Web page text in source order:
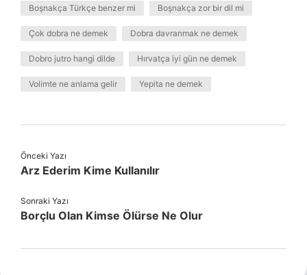
Boşnakça Türkçe benzer mi Boşnakça zor bir dil mi
Çok dobra ne demek Dobra davranmak ne demek
Dobro jutro hangi dilde Hırvatça iyi gün ne demek
Volimte ne anlama gelir Yepita ne demek
Önceki Yazı
Arz Ederim Kime Kullanılır
Sonraki Yazı
Borçlu Olan Kimse Ölürse Ne Olur